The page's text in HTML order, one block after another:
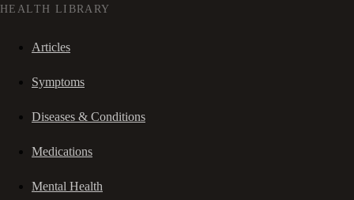
HEALTH LIBRARY
Articles
Symptoms
Diseases & Conditions
Medications
Mental Health